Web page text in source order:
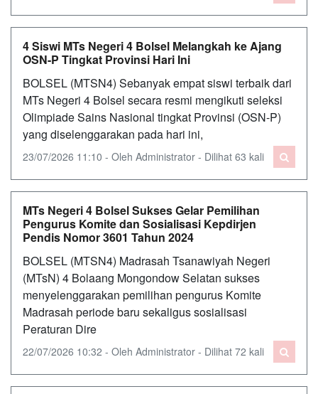
4 Siswi MTs Negeri 4 Bolsel Melangkah ke Ajang
OSN-P Tingkat Provinsi Hari Ini
BOLSEL (MTSN4) Sebanyak empat siswi terbaik dari
MTs Negeri 4 Bolsel secara resmi mengikuti seleksi
Olimpiade Sains Nasional tingkat Provinsi (OSN-P)
yang diselenggarakan pada hari ini,
23/07/2026 11:10 - Oleh Administrator - Dilihat 63 kali
MTs Negeri 4 Bolsel Sukses Gelar Pemilihan
Pengurus Komite dan Sosialisasi Kepdirjen
Pendis Nomor 3601 Tahun 2024
BOLSEL (MTSN4) Madrasah Tsanawiyah Negeri
(MTsN) 4 Bolaang Mongondow Selatan sukses
menyelenggarakan pemilihan pengurus Komite
Madrasah periode baru sekaligus sosialisasi
Peraturan Dire
22/07/2026 10:32 - Oleh Administrator - Dilihat 72 kali